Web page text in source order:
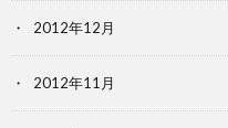
2012年12月
2012年11月